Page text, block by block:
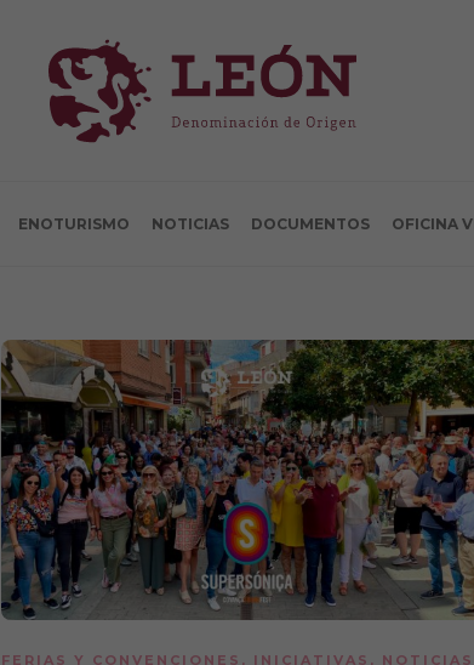
ENOTURISMO NOTICIAS DOCUMENTOS OFICINA
FERIAS Y CONVENCIONES , INICIATIVAS , NOTICIAS